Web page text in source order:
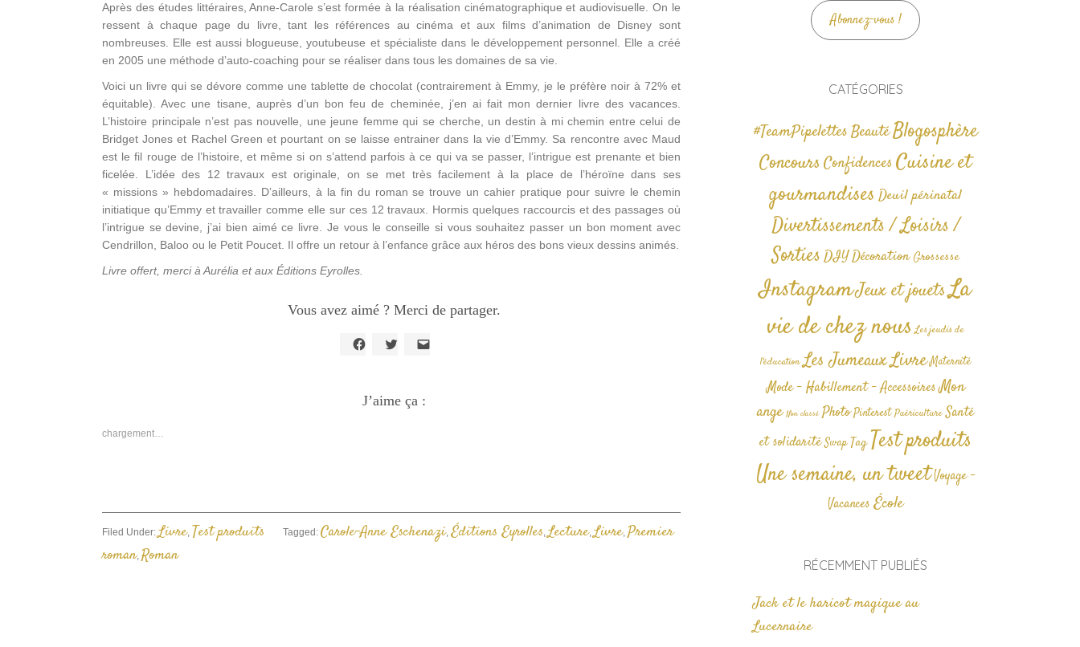
Après des études littéraires, Anne-Carole s’est formée à la réalisation cinématographique et audiovisuelle. On le
ressent à chaque page du livre, tant les références au cinéma et aux films d’animation de Disney sont
nombreuses. Elle est aussi blogueuse, youtubeuse et spécialiste dans le développement personnel. Elle a créé
en 2005 une méthode d’auto-coaching pour se réaliser dans tous les domaines de sa vie.
Voici un livre qui se dévore comme une tablette de chocolat (contrairement à Emmy, je le préfère noir à 72% et
équitable). Avec une tisane, auprès d’un bon feu de cheminée, j’en ai fait mon dernier livre des vacances.
L’histoire principale n’est pas nouvelle, une jeune femme qui se cherche, un destin à mi chemin entre celui de
Bridget Jones et Rachel Green et pourtant on se laisse entrainer dans la vie d’Emmy. Sa rencontre avec Maud
est le fil rouge de l’histoire, et même si on s’attend parfois à ce qui va se passer, l’intrigue est prenante et bien
ficelée. L’idée des 12 travaux est originale, on se met très facilement à la place de l’héroïne dans ses
« missions » hebdomadaires. D’ailleurs, à la fin du roman se trouve un cahier pratique pour suivre le chemin
initiatique qu’Emmy et travailler comme elle sur ces 12 travaux. Hormis quelques raccourcis et des passages où
l’intrigue se devine, j’ai bien aimé ce livre. Je vous le conseille si vous souhaitez passer un bon moment avec
Cendrillon, Baloo ou le Petit Poucet. Il offre un retour à l’enfance grâce aux héros des bons vieux dessins animés.
Livre offert, merci à Aurélia et aux Éditions Eyrolles.
Vous avez aimé ? Merci de partager.
Facebook(ouvre
dans
Twitter(ouvre
dans
lien
par
J’aime ça :
chargement…
Filed Under: Livre, Test produits Tagged: Carole-Anne Eschenazi, Éditions Eyrolles, Lecture, Livre, Premier
roman, Roman
Abonnez-vous !
CATÉGORIES
#TeamPipelettesBeautéBlogosphère
ConcoursConfidences Cuisine et
gourmandises Deuil périnatal
Divertissements / Loisirs /
SortiesDIYDécoration Grossesse
InstagramJeux et jouetsLa
vie de chez nous Les jeudis de
l'éducation Les JumeauxLivre Maternité
Mode - Habillement - AccessoiresMon
ange Non classé Photo Pinterest Puériculture Santé
et solidarité Swap TagTest produits
Une semaine, un tweetVoyage -
Vacances École
RÉCEMMENT PUBLIÉS
Jack et le haricot magique au
Lucernaire